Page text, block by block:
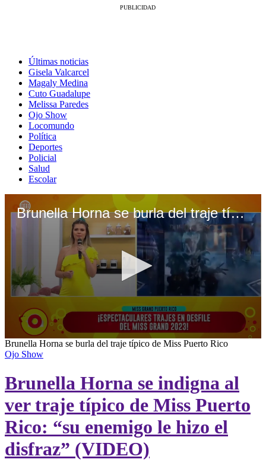
Últimas noticias
Gisela Valcarcel
Magaly Medina
Cuto Guadalupe
Melissa Paredes
Ojo Show
Locomundo
Política
Deportes
Policial
Salud
Escolar
Brunella Horna se burla del traje típico de Miss Puerto Rico
0
seconds
of
minutes,
8
seconds
Brunella Horna se burla del traje típico de Miss Puerto Rico
Ojo Show
Brunella Horna se indigna al
ver traje típico de Miss Puerto
Rico: “su enemigo le hizo el
disfraz” (VIDEO)